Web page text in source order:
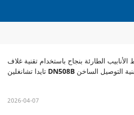
الطارئة بنجاح باستخدام تقنية غلاف
2026-04-07